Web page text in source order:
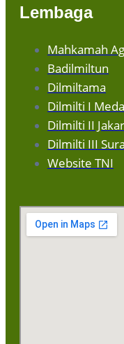
Lembaga
Mahkamah
Badilmiltun
Dilmiltama
Dilmilti I
Dilmilti II
Dilmilti III
Website TNI